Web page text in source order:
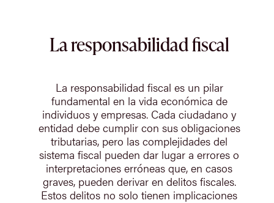
La responsabilidad fiscal
La responsabilidad fiscal es un pilar
fundamental en la vida económica de
individuos y empresas. Cada ciudadano y
entidad debe cumplir con sus obligaciones
tributarias, pero las complejidades del
sistema fiscal pueden dar lugar a errores o
interpretaciones erróneas que, en casos
graves, pueden derivar en delitos fiscales.
Estos delitos no solo tienen implicaciones